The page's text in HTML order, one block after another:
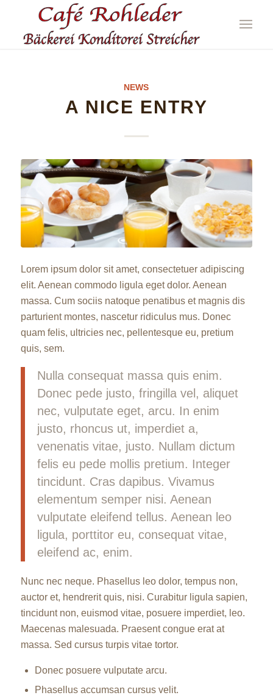
NEWS
A NICE ENTRY
Lorem ipsum dolor sit amet, consectetuer adipiscing
elit. Aenean commodo ligula eget dolor. Aenean
massa. Cum sociis natoque penatibus et magnis dis
parturient montes, nascetur ridiculus mus. Donec
quam felis, ultricies nec, pellentesque eu, pretium
quis, sem.
Nulla consequat massa quis enim.
Donec pede justo, fringilla vel, aliquet
nec, vulputate eget, arcu. In enim
justo, rhoncus ut, imperdiet a,
venenatis vitae, justo. Nullam dictum
felis eu pede mollis pretium. Integer
tincidunt. Cras dapibus. Vivamus
elementum semper nisi. Aenean
vulputate eleifend tellus. Aenean leo
ligula, porttitor eu, consequat vitae,
eleifend ac, enim.
Nunc nec neque. Phasellus leo dolor, tempus non,
auctor et, hendrerit quis, nisi. Curabitur ligula sapien,
tincidunt non, euismod vitae, posuere imperdiet, leo.
Maecenas malesuada. Praesent congue erat at
massa. Sed cursus turpis vitae tortor.
Donec posuere vulputate arcu.
Phasellus accumsan cursus velit.